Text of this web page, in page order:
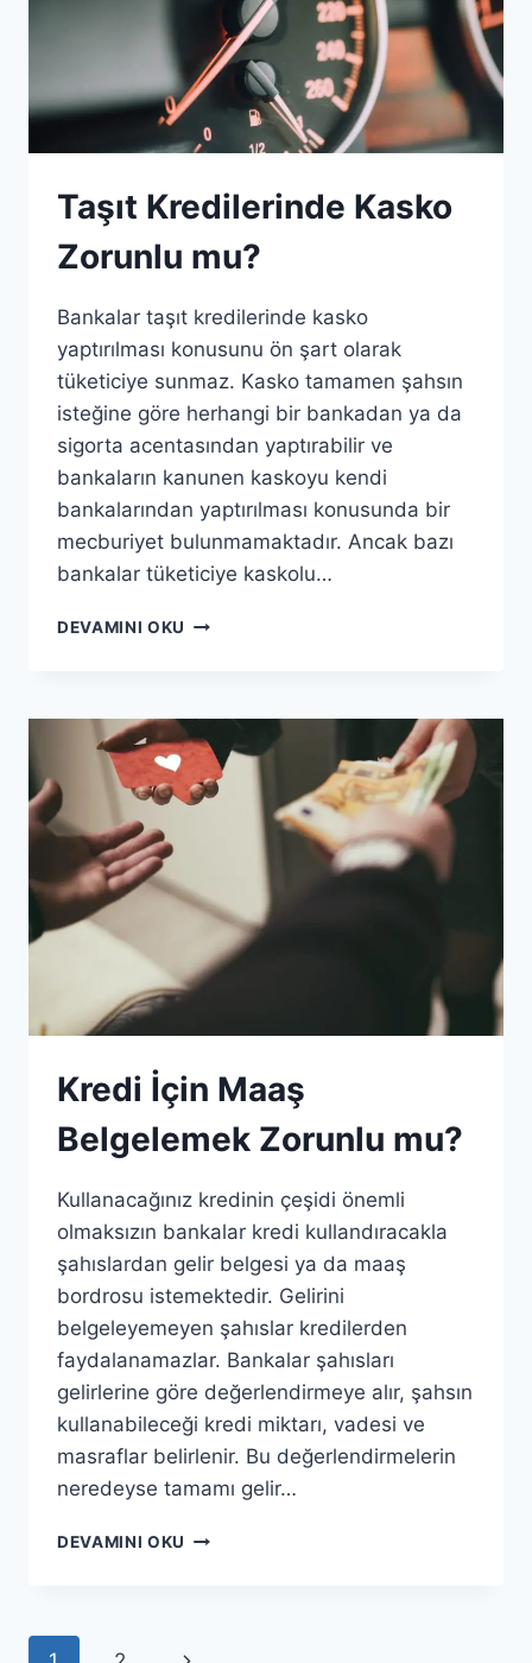
Taşıt Kredilerinde Kasko
Zorunlu mu?
Bankalar taşıt kredilerinde kasko
yaptırılması konusunu ön şart olarak
tüketiciye sunmaz. Kasko tamamen şahsın
isteğine göre herhangi bir bankadan ya da
sigorta acentasından yaptırabilir ve
bankaların kanunen kaskoyu kendi
bankalarından yaptırılması konusunda bir
mecburiyet bulunmamaktadır. Ancak bazı
bankalar tüketiciye kaskolu…
DEVAMINI OKU TAŞIT
MU?
Kredi İçin Maaş
Belgelemek Zorunlu mu?
Kullanacağınız kredinin çeşidi önemli
olmaksızın bankalar kredi kullandıracakla
şahıslardan gelir belgesi ya da maaş
bordrosu istemektedir. Gelirini
belgeleyemeyen şahıslar kredilerden
faydalanamazlar. Bankalar şahısları
gelirlerine göre değerlendirmeye alır, şahsın
kullanabileceği kredi miktarı, vadesi ve
masraflar belirlenir. Bu değerlendirmelerin
neredeyse tamamı gelir…
DEVAMINI OKU KREDI